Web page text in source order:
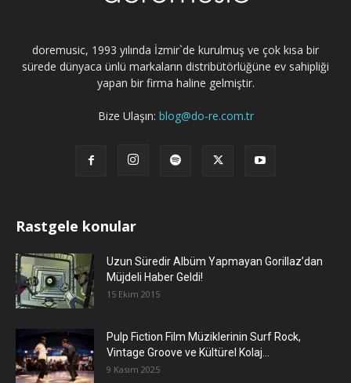
doremusic, 1993 yılında İzmir`de kurulmuş ve çok kısa bir
sürede dünyaca ünlü markaların distribütörlüğüne ev sahipliği
yapan bir firma haline gelmiştir.
Bize Ulaşın: blog@do-re.com.tr
Rastgele konular
Uzun Süredir Albüm Yapmayan Gorillaz’dan
Müjdeli Haber Geldi!
15 Ekim 2015
Pulp Fiction Film Müziklerinin Surf Rock,
Vintage Groove ve Kültürel Kolaj...
9 Kasım 2025